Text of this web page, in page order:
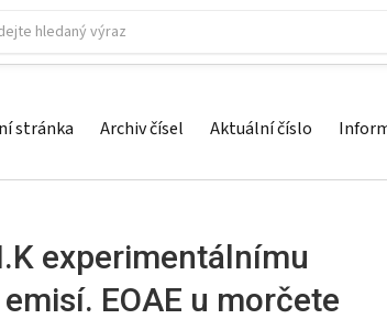
stránka Archiv čísel Aktuální číslo
experimentálnímu
EOAE u morčete